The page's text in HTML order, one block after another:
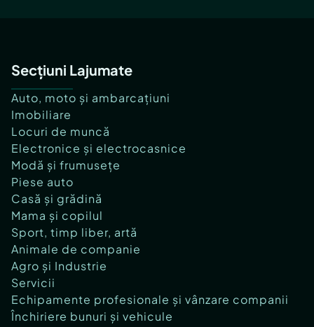
Secțiuni Lajumate
Auto, moto și ambarcațiuni
Imobiliare
Locuri de muncă
Electronice și electrocasnice
Modă și frumusețe
Piese auto
Casă și grădină
Mama și copilul
Sport, timp liber, artă
Animale de companie
Agro și Industrie
Servicii
Echipamente profesionale și vânzare companii
Închiriere bunuri și vehicule